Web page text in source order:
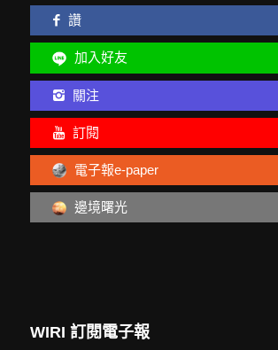
讚
加入好友
關注
訂閱
電子報e-paper
邊境曙光
WIRI 訂閱電子報